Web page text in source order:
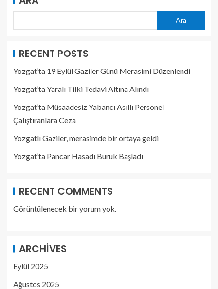
Ara
RECENT POSTS
Yozgat’ta 19 Eylül Gaziler Günü Merasimi Düzenlendi
Yozgat’ta Yaralı Tilki Tedavi Altına Alındı
Yozgat’ta Müsaadesiz Yabancı Asıllı Personel
Çalıştıranlara Ceza
Yozgatlı Gaziler, merasimde bir ortaya geldi
Yozgat’ta Pancar Hasadı Buruk Başladı
RECENT COMMENTS
Görüntülenecek bir yorum yok.
ARCHIVES
Eylül 2025
Ağustos 2025